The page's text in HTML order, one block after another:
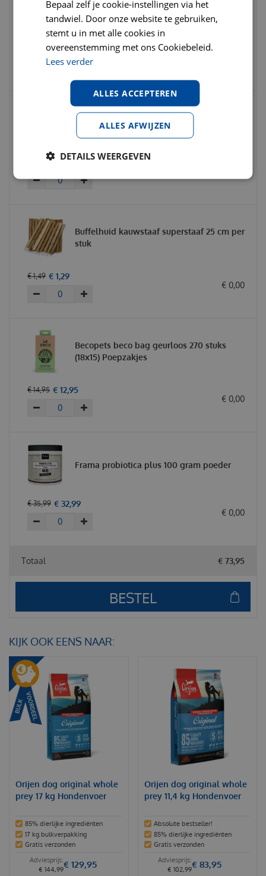
Frama BFP spijsvetering 60 capsules
99 € 39,99
Iso-gel tegen darmklachten100 gram
95 2495
Buffelhuid kauwstaaf superstaaf 25 cm per
stuk
€ 1,49 € 1,29
€ 0,00
Becopets beco bag geurloos 270 stuks
(18x15) Poepzakjes
€ 14,95 € 12,95
€ 0,00
Frama probiotica plus 100 gram poeder
€ 35,99 € 32,99
€ 0,00
Totaal € 73,95
KIJK OOK EENS NAAR:
Orijen dog original whole
prey 17 kg Hondenvoer
85% dierlijke ingrediënten
17 kg bulkverpakking
Gratis verzonden
€ 144,99€ 129,95
Orijen dog original whole
prey 11,4 kg Hondenvoer
Absolute bestseller!
85% dierlijke ingrediënten
Gratis verzonden
€ 102,99€ 83,95
Bepaal zelf je cookie-instellingen via het
tandwiel. Door onze website te gebruiken,
stemt u in met alle cookies in
overeenstemming met ons Cookiebeleid.
Lees verder
ALLES ACCEPTEREN
ALLES AFWIJZEN
DETAILS WEERGEVEN